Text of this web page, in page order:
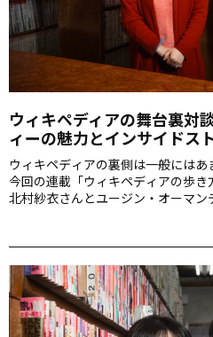
ウィキペディアの舞台裏対
ィーの魅力とインサイドス
ウィキペディアの裏側は一般には
今回の連載「ウィキペディアの歩
北村紗衣さんとユージン・オーマ
ウィキペディアのユニークなコミ
ります。この記事は、前・中・後
対談の「前編」です。